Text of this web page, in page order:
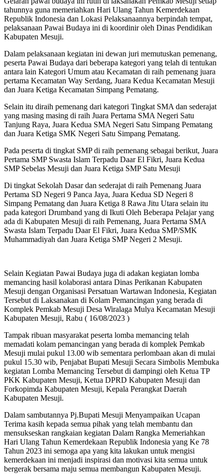
tahunnya guna memeriahkan Hari Ulang Tahun Kemerdekaan
Republik Indonesia dan Lokasi Pelaksanaannya berpindah tempat,
pelaksanaan Pawai Budaya ini di koordinir oleh Dinas Pendidikan
Kabupaten Mesuji.
Dalam pelaksanaan kegiatan ini dewan juri memutuskan pemenang,
peserta Pawai Budaya dari beberapa kategori yang telah di tentukan
antara lain Kategori Umum atau Kecamatan di raih pemenang juara
pertama Kecamatan Way Serdang, Juara Kedua Kecamatan Mesuji
dan Juara Ketiga Kecamatan Simpang Pematang.
Selain itu diraih pemenang dari kategori Tingkat SMA dan sederajat
yang masing masing di raih Juara Pertama SMA Negeri Satu
Tanjung Raya, Juara Kedua SMA Negeri Satu Simpang Pematang
dan Juara Ketiga SMK Negeri Satu Simpang Pematang.
Pada peserta di tingkat SMP di raih pemenang sebagai berikut, Juara
Pertama SMP Swasta Islam Terpadu Daar El Fikri, Juara Kedua
SMP Sebelas Mesuji dan Juara Ketiga SMP Satu Mesuji
Di tingkat Sekolah Dasar dan sederajat di raih Pemenang Juara
Pertama SD Negeri 9 Panca Jaya, Juara Kedua SD Negeri 8
Simpang Pematang dan Juara Ketiga 8 Rawa Jitu Utara selain itu
pada kategori Drumband yang di Ikuti Oleh Beberapa Pelajar yang
ada di Kabupaten Mesuji di raih Pemenang, Juara Pertama SMA
Swasta Islam Terpadu Daar El Fikri, Juara Kedua SMP/SMK
Muhammadiyah dan Juara Ketiga SMP Negeri 2 Mesuji.
Selain Kegiatan Pawai Budaya juga di adakan kegiatan lomba
memancing hasil kolaborasi antara Dinas Perikanan Kabupaten
Mesuji dengan Organisasi Persatuan Wartawan Indonesia, Kegiatan
Tersebut di Laksanakan di Kolam Pemancingan yang berada di
Komplek Pemkab Mesuji Desa Wiralaga Mulya Kecamatan Mesuji
Kabupaten Mesuji, Rabu ( 16/08/2023 )
Tampak ribuan masyarakat peserta lomba memancing telah
memadati kolam pemancingan yang berada di komplek Pemkab
Mesuji mulai pukul 13.00 wib sementara perlombaan akan di mulai
pukul 15.30 wib, Penjabat Bupati Mesuji Secara Simbolis Membuka
kegiatan Lomba Memancing Tersebut di dampingi oleh Ketua TP
PKK Kabupaten Mesuji, Ketua DPRD Kabupaten Mesuji dan
Forkopimda Kabupaten Mesuji, Kepala Perangkat Daerah
Kabupaten Mesuji.
Dalam sambutannya Pj.Bupati Mesuji Menyampaikan Ucapan
Terima kasih kepada semua pihak yang telah membantu dan
mensukseskan rangkaian kegiatan Dalam Rangka Memeriahkan
Hari Ulang Tahun Kemerdekaan Republik Indonesia yang Ke 78
Tahun 2023 ini semoga apa yang kita lakukan untuk mengisi
kemerdekaan ini menjadi inspirasi dan motivasi kita semua untuk
bergerak bersama maju semua membangun Kabupaten Mesuji.